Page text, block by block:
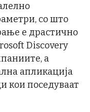
со што
е драстично
Discovery
а
апликација
кои поседуваат